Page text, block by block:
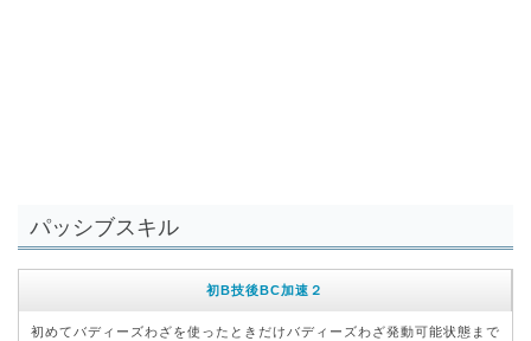
パッシブスキル
初B技後BC加速２
初めてバディーズわざを使ったときだけバディーズわざ発動可能状態まで